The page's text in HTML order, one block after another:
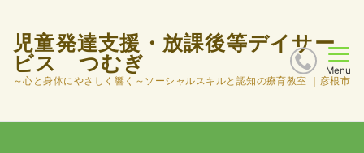
児童発達支援・放課後等デイサー
ビス つむぎ
～心と身体にやさしく響く～ソーシャルスキルと認知の療育教室 ｜彦根市
Menu